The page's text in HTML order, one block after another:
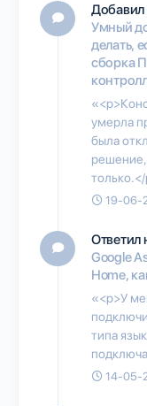
Добавил
Умный
делать,
сборка
умерла
была
решение,
19-06-
Ответил
Google
Home,
«<p>У
типа
14-05-